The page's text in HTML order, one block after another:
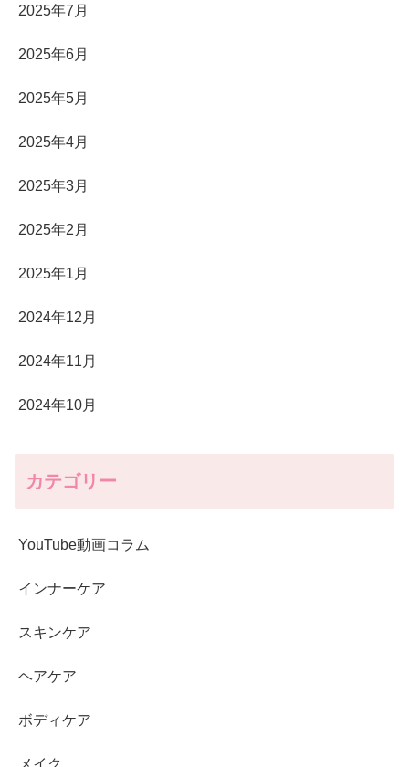
2025年7月
2025年6月
2025年5月
2025年4月
2025年3月
2025年2月
2025年1月
2024年12月
2024年11月
2024年10月
カテゴリー
YouTube動画コラム
インナーケア
スキンケア
ヘアケア
ボディケア
メイク